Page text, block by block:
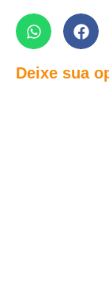
Deixe sua